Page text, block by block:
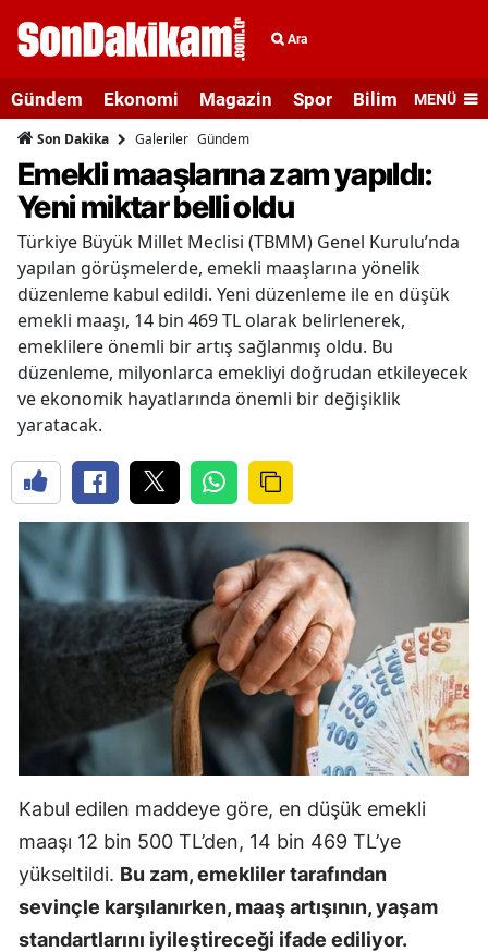
Ara
Gündem Ekonomi Magazin Spor Bilim veMENÜ
Son Dakika Galeriler Gündem
Emekli maaşlarına zam yapıldı:
Yeni miktar belli oldu
Türkiye Büyük Millet Meclisi (TBMM) Genel Kurulu’nda
yapılan görüşmelerde, emekli maaşlarına yönelik
düzenleme kabul edildi. Yeni düzenleme ile en düşük
emekli maaşı, 14 bin 469 TL olarak belirlenerek,
emeklilere önemli bir artış sağlanmış oldu. Bu
düzenleme, milyonlarca emekliyi doğrudan etkileyecek
ve ekonomik hayatlarında önemli bir değişiklik
yaratacak.
Kabul edilen maddeye göre, en düşük emekli
maaşı 12 bin 500 TL’den, 14 bin 469 TL’ye
yükseltildi. Bu zam, emekliler tarafından
sevinçle karşılanırken, maaş artışının, yaşam
standartlarını iyileştireceği ifade ediliyor.